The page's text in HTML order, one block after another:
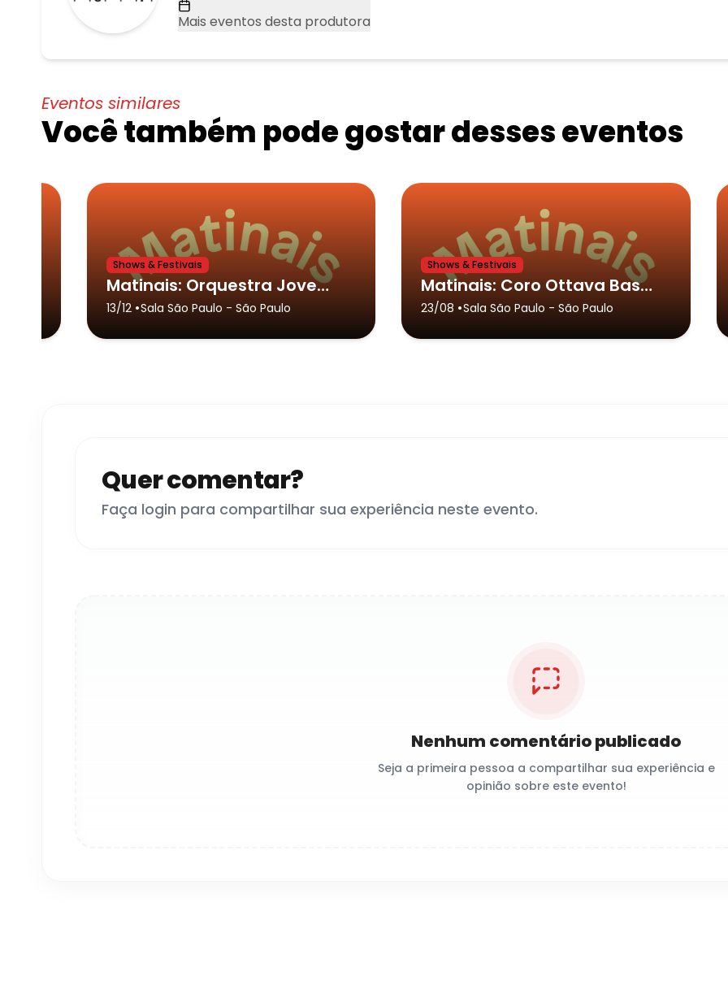
Mais eventos desta produtora
Eventos similares
Você também pode gostar desses eventos
Shows & Festivais
Matinais: Orquestra Jovem do Estado de São Paulo
13/12 •Sala São Paulo - São Paulo
Shows & Festivais
Matinais: Coro Ottava Bassa
23/08 •Sala São Paulo - São Paulo
Quer comentar?
Faça login para compartilhar sua experiência neste evento.
Nenhum comentário publicado
Seja a primeira pessoa a compartilhar sua experiência e
opinião sobre este evento!